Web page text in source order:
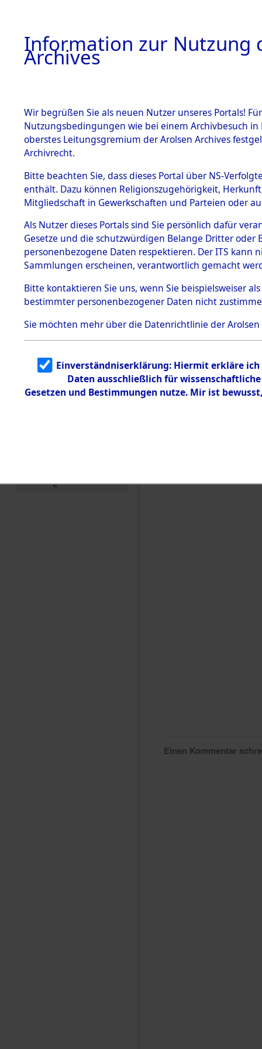
BESTÄNDE
1.
mente
5. Verschiedenes
5.3
Todesmärsche
5.3.1 Alliierte
Erhebungen
zu
Todesmärsch
en
5.3.2
Identifizierun
g
5.3.3
Todesmärsch
e
UNRRA
Band II:
Juli 1946
Einen Kommentar
Information zur Nutzung
Archives
Wir begrüßen Sie als neuen Nutzer unseres Portals!
Nutzungsbedingungen wie bei einem Archivbesuch
oberstes Leitungsgremium der Arolsen Archives
Archivrecht.
Bitte beachten Sie, dass dieses Portal über NS-
enthält. Dazu können Religionszugehörigkeit,
Mitgliedschaft in Gewerkschaften und Parteien oder
Als Nutzer dieses Portals sind Sie persönlich dafür
Gesetze und die schutzwürdigen Belange Dritter
personenbezogene Daten respektieren. Der ITS
Sammlungen erscheinen, verantwortlich gemacht
Bitte kontaktieren Sie uns, wenn Sie beispielsweiser
bestimmter personenbezogener Daten nicht
Sie möchten mehr über die Datenrichtlinie der Arolsen
Einverständniserklärung: Hiermit erkläre
Daten ausschließlich für
Gesetzen und Bestimmungen nutze. Mir ist